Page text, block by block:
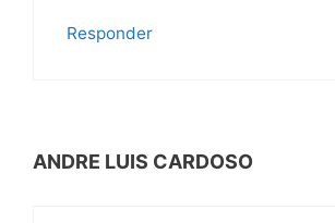
Responder
ANDRE LUIS CARDOSO